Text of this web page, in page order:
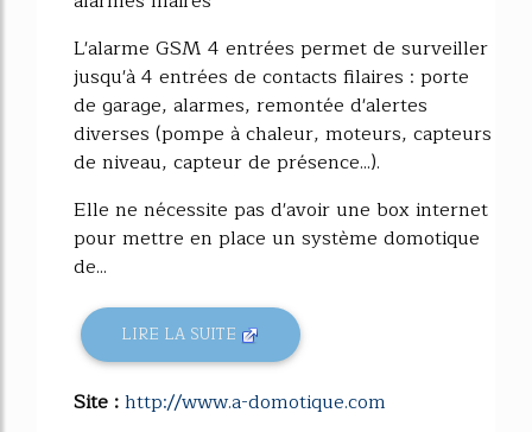
L'alarme GSM 4 entrées permet de surveiller
jusqu'à 4 entrées de contacts filaires : porte
de garage, alarmes, remontée d'alertes
diverses (pompe à chaleur, moteurs, capteurs
de niveau, capteur de présence...).
Elle ne nécessite pas d'avoir une box internet
pour mettre en place un système domotique
de...
LIRE LA SUITE
Site :http://www.a-domotique.com